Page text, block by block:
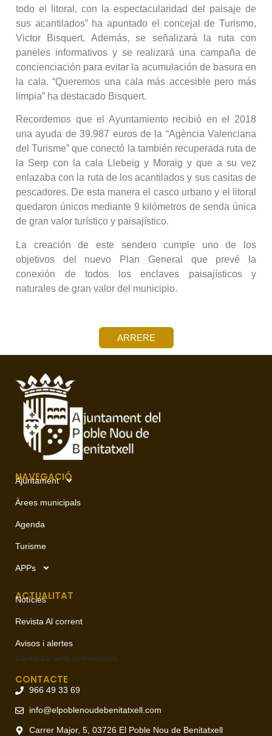
todo el litoral, con la espectacularidad del paisaje de
sus acantilados” ha apuntado el concejal de Turismo,
Victor Bisquert. Además, se señalizará la ruta con
paneles informativos y se realizará una campaña de
concienciación para evitar la acumulación de basura en
la cala. “Queremos una cala más accesible pero más
limpia” ha destacado Bisquert.
Recordemos que el Ayuntamiento recibió en el 2018
una ayuda de 39.987 euros de la “Agència Valenciana
del Turisme” que conectó la también recuperada ruta de
la Serp con la cala Llebeig y Moraig y que a su vez
enlazaba con la ruta de los acantilados y sus casitas de
pescadores. De esta manera el casco urbano y el litoral
quedaron únicos mediante 9 kilómetros de senda única
de gran valor turístico y paisajístico.
La creación de este sendero cumple uno de los
objetivos del nuevo Plan General que prevé la
conexión de todos los enclaves paisajísticos y
naturales de gran valor del municipio.
ARRERE
NAVEGACIÓ
Ajuntament
Àrees municipals
Agenda
Turisme
APPs
ACTUALITAT
Notícies
Revista Al corrent
Avisos i alertes
Contactar amb comunicació
CONTACTE
966 49 33 69
info@elpoblenoudebenitatxell.com
Carrer Major, 5, 03726 El Poble Nou de Benitatxell